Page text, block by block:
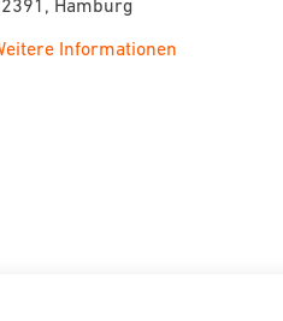
Hamburg
Informationen